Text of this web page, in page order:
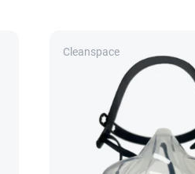
Cleanspace